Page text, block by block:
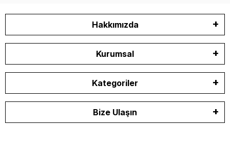
Hakkımızda
Kurumsal
Kategoriler
Bize Ulaşın